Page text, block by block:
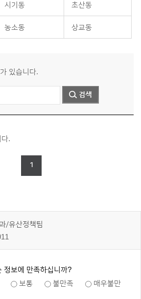
시기동 초산동
농소동 상교동
있습니다.
.
1
/유산정책팀
정보에 만족하십니까?
보통 불만족
매우불만